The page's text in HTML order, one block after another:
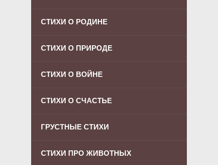
СТИХИ О РОДИНЕ
СТИХИ О ПРИРОДЕ
СТИХИ О ВОЙНЕ
СТИХИ О СЧАСТЬЕ
ГРУСТНЫЕ СТИХИ
СТИХИ ПРО ЖИВОТНЫХ